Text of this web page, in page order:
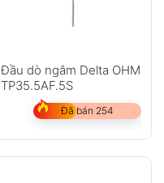
Đầu dò ngâm Delta OHM
TP35.5AF.5S
Đã bán 254